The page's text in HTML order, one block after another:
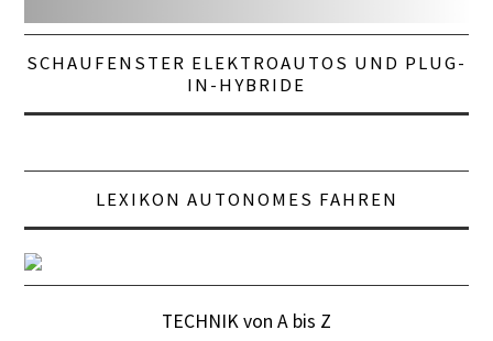
SCHAUFENSTER ELEKTROAUTOS UND PLUG-
IN-HYBRIDE
LEXIKON AUTONOMES FAHREN
TECHNIK von A bis Z